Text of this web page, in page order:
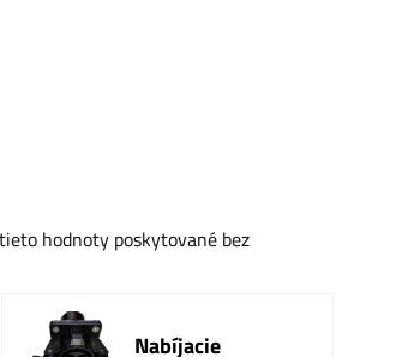
hodnoty poskytované bez
Nabíjacie